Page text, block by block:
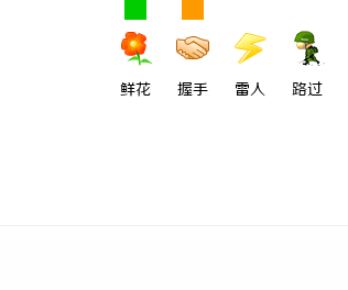
鲜花 握手 雷人 路过